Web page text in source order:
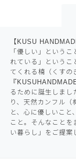
【KUSU
「優しい」という
れている」というこ
てくれる楠（くすの
『
るために誕生しまし
り、天然カンフル（
と、心に優しいこと
こと。そんなことを
い暮らし」をご提案